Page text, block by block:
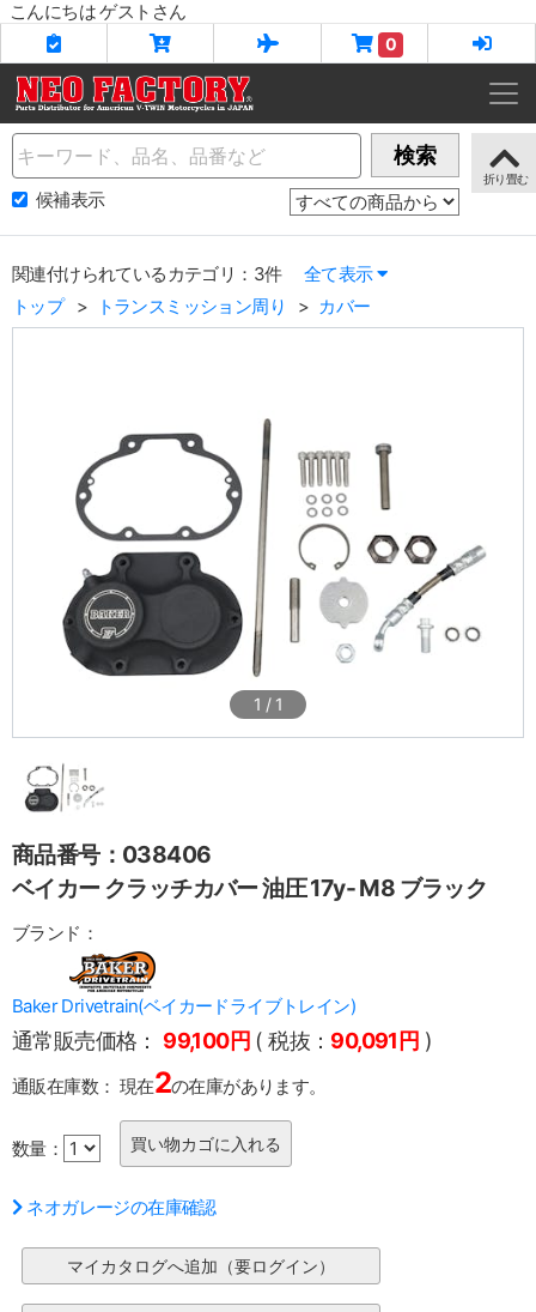
こんにちは ゲストさん
0
Name 検索
候補表示
関連付けられているカテゴリ：3件
全て表示
トップ
トランスミッション周り カバー
1 / 1
商品番号：038406
ベイカー クラッチカバー 油圧 17y- M8 ブラック
ブランド：
Baker Drivetrain(ベイカードライブトレイン)
通常販売価格： 99,100円 ( 税抜： 90,091円 )
通販在庫数： 現在2の在庫があります。
数量：
ネオガレージの在庫確認